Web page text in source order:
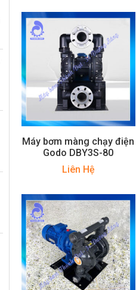
Máy bơm màng chạy điện
Godo DBY3S-80
Liên Hệ